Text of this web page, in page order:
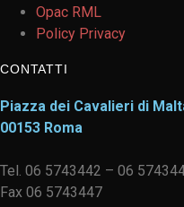
Opac RML
Policy Privacy
CONTATTI
Piazza dei Cavalieri di
00153 Roma
Tel. 06 5743442 – 06
Fax 06 5743447